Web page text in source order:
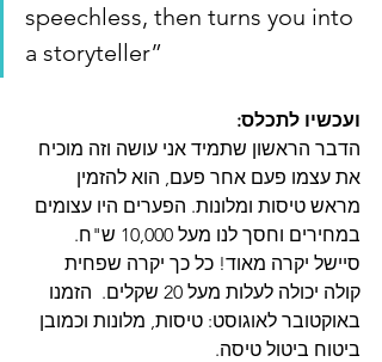
speechless, then turns you into
a storyteller”
ועכשיו לתכלס:
הדבר הראשון שתמיד אני עושה וזה מוכיח
את עצמו פעם אחר פעם, הוא להזמין
מראש טיסות ומלונות. הפערים היו עצומים
במחירים וחסך לנו מעל 10,000 ש"ח.
סיישל יקרה מאוד! כל כך יקרה שפחית
קולה יכולה לעלות מעל 20 שקלים.  הזמנו
באוקטובר לאוגוסט: טיסות, מלונות וכמובן
ביטוח ביטול טיסה.